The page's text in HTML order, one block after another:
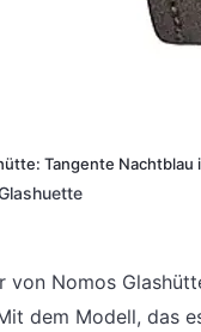
Tangente Nachtblau
von Nomos
dem Modell, das